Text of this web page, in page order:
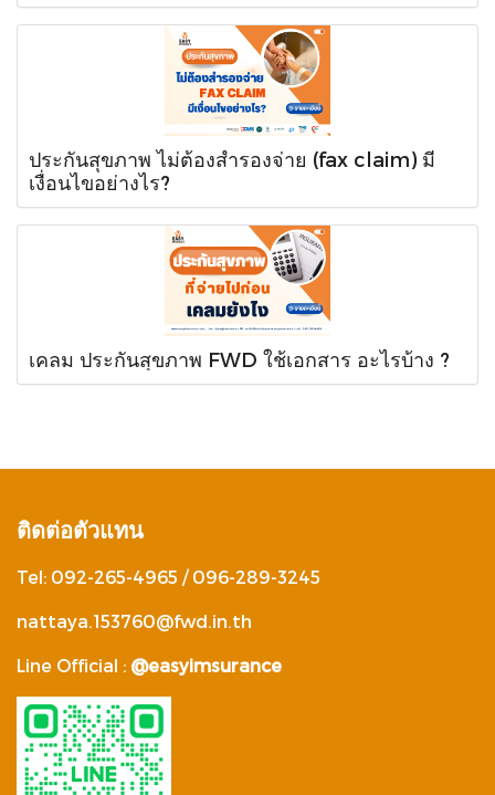
ประกันสุขภาพ ไม่ต้องสำรองจ่าย (fax claim) มี
เงื่อนไขอย่างไร?
เคลม ประกันสุขภาพ FWD ใช้เอกสาร อะไรบ้าง ?
ติดต่อตัวแทน
Tel: 092-265-4965 / 096-289-3245
nattaya.153760@fwd.in.th
Line Official : @easyimsurance